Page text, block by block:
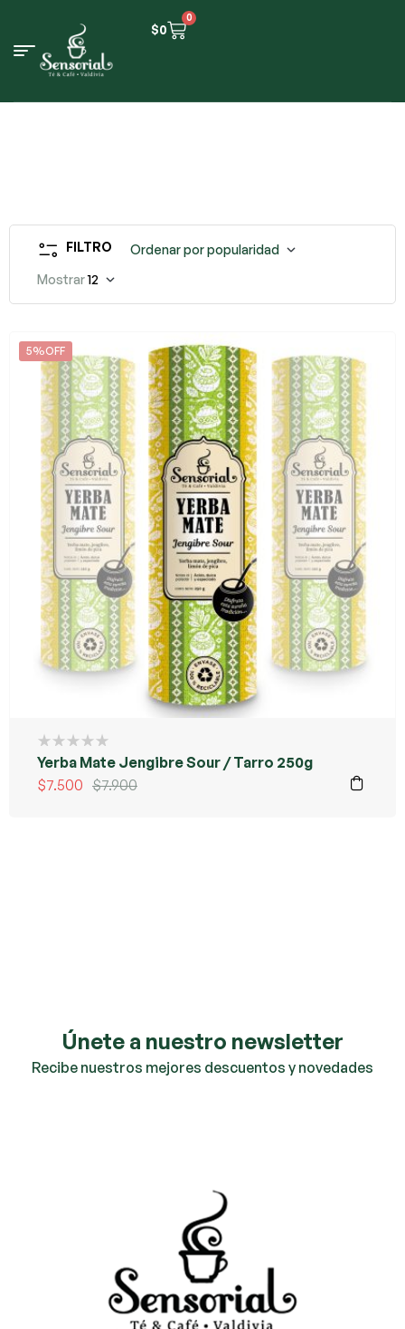
$0
0
FILTRO
Ordenar por popularidad
Mostrar12
5%OFF
Yerba Mate Jengibre Sour / Tarro 250g
$7.900
$7.500
Únete a nuestro newsletter
Recibe nuestros mejores descuentos y novedades